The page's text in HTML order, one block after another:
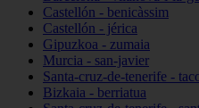
Castellón - benicàssim
Castellón - jérica
Gipuzkoa - zumaia
Murcia - san-javier
Santa-cruz-de-tenerife -
Bizkaia - berriatua